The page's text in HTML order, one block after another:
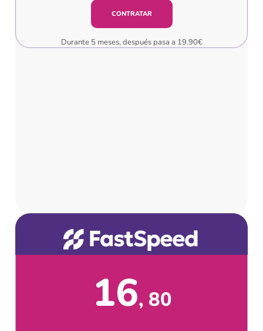
CONTRATAR
Durante 5 meses, después pasa a 19.90€
16 80